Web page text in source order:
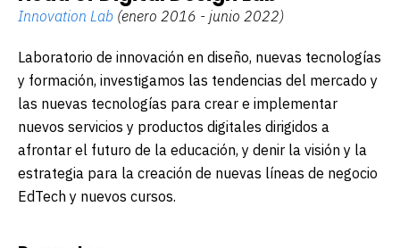
Innovation Lab(enero 2016 - junio 2022)
Laboratorio de innovación en diseño, nuevas tecnologías
y formación, investigamos las tendencias del mercado y
las nuevas tecnologías para crear e implementar
nuevos servicios y productos digitales dirigidos a
afrontar el futuro de la educación, y definir la visión y la
estrategia para la creación de nuevas líneas de negocio
EdTech y nuevos cursos.